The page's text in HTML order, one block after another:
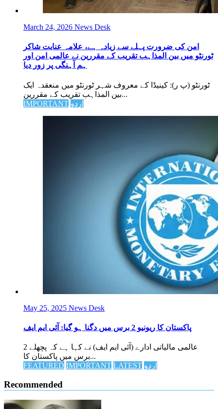
March 24, 2026 News Desk
امن کی ضرورت پہلے سے زیادہ ہے، علامہ عنایت شاکر
ٹورنٹو میں بین المذاہب تقریب کے مقررین نے عالمی امن اور
ہم آہنگی پر زور دیا
ٹورنٹو (پ ر): کینیڈا کے معروف شہر ٹورنٹو میں منعقدہ ایک
بین المذاہب تقریب کے مقررین...
IMPORTANT اردو
May 25, 2025 News Desk
پاکستان کا ریونیو 2 برس میں دگنا ہو گیا: آئی ایم ایف
عالمی مالیاتی ادارے (آئی ایم ایف) نے کہا ہے کہ پچھلے 2
برس میں پاکستان کا...
FEATURED IMPORTANT LATEST اردو
Recommended